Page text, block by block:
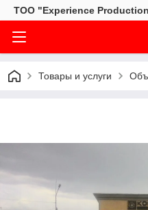
ТОО "Experience
Товары и услуги